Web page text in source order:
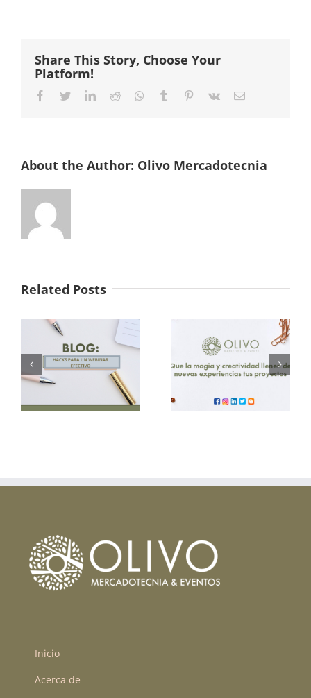
Share This Story, Choose Your
Platform!
Facebook
TwitterLinkedIn
Reddit Whatsapp
Tumblr Pinterest
Vk Email
About the Author: Olivo Mercadotecnia
Related Posts
Hacia el 2021
Marketing
Tradicional vs
Digital
Inicio
Acerca de